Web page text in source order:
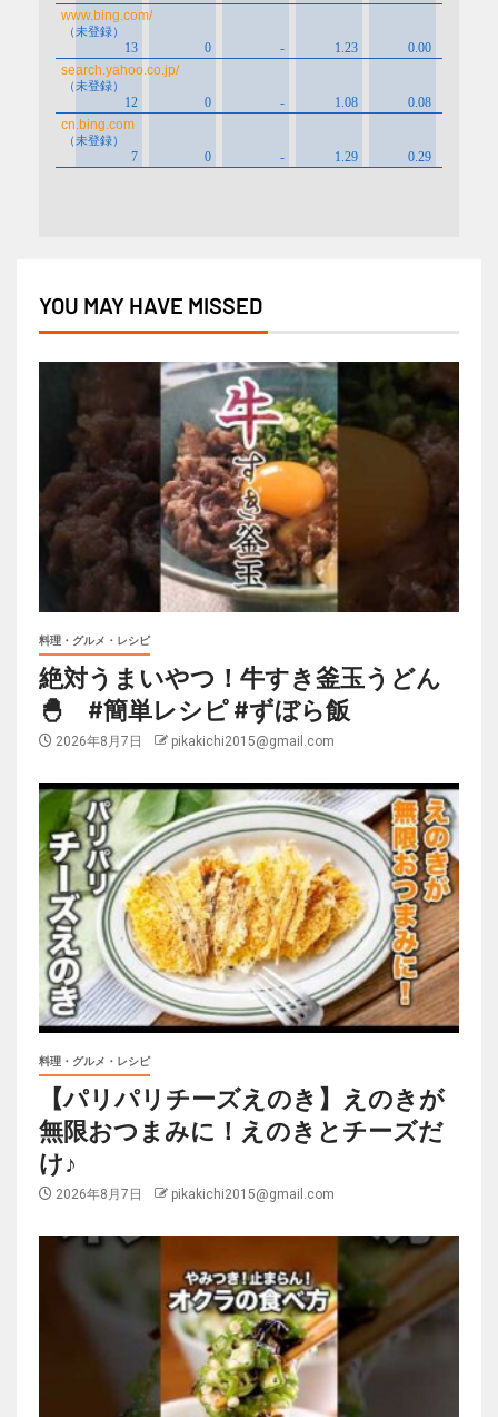
YOU MAY HAVE MISSED
料理・グルメ・レシピ
絶対うまいやつ！牛すき釜玉うどん
🐣 #簡単レシピ #ずぼら飯
2026年8月7日 pikakichi2015@gmail.com
料理・グルメ・レシピ
【パリパリチーズえのき】えのきが
無限おつまみに！えのきとチーズだ
け♪
2026年8月7日 pikakichi2015@gmail.com